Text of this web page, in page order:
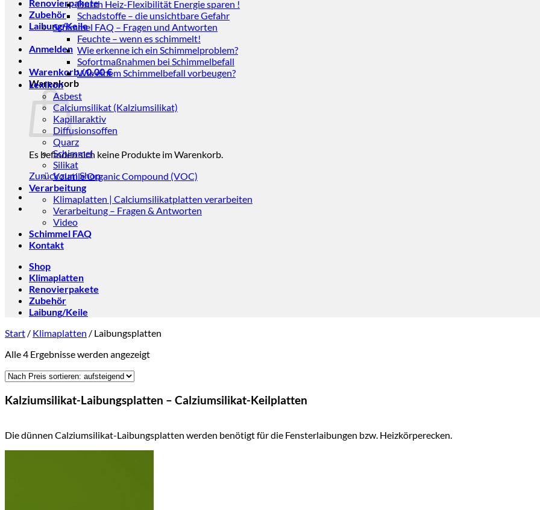
Renovierpakete
Zubehör
Laibung/Keile
Anmelden
Warenkorb /0,00€
Warenkorb
Es befinden sich keine Produkte im Warenkorb.
Zurück zum Shop
Durch Heiz-Flexibilität Energie sparen !
Schadstoffe – die unsichtbare Gefahr
Schimmel FAQ – Fragen und Antworten
Feuchte – wenn es schimmelt!
Wie erkenne ich ein Schimmelproblem?
Sofortmaßnahmen bei Schimmelbefall
Wie einem Schimmelbefall vorbeugen?
Lexikon
Asbest
Calciumsilikat (Kalziumsilikat)
Kapillaraktiv
Diffusionsoffen
Quarz
Schimmel
Silikat
Volatile Organic Compound (VOC)
Verarbeitung
Klimaplatten | Calciumsilikatplatten verarbeiten
Verarbeitung – Fragen & Antworten
Video
Schimmel FAQ
Kontakt
Shop
Klimaplatten
Renovierpakete
Zubehör
Laibung/Keile
Start / Klimaplatten / Laibungsplatten
Alle 4 Ergebnisse werden angezeigtNach
Kalziumsilikat-Laibungsplatten – Calziumsilikat-Keilplatten
Die dünnen Calziumsilikat-Laibungsplatten werden benötigt für die Fensterlaibungen bzw. Heizkörperecken.